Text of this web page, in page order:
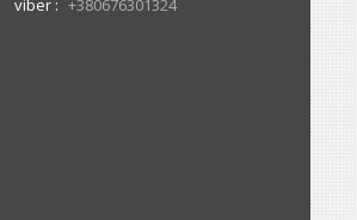
viber
+380676301324